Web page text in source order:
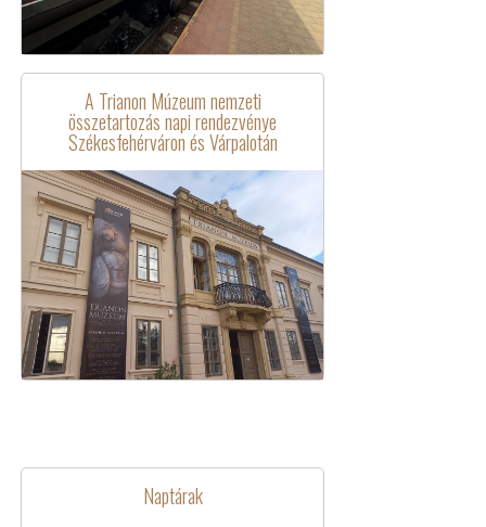
A Trianon Múzeum nemzeti
összetartozás napi rendezvénye
Székesfehérváron és Várpalotán
Naptárak